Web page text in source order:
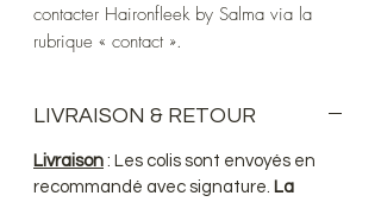
contacter Haironfleek by Salma via la
rubrique « contact ».
LIVRAISON & RETOUR
Livraison : Les colis sont envoyés en
recommandé avec signature. La